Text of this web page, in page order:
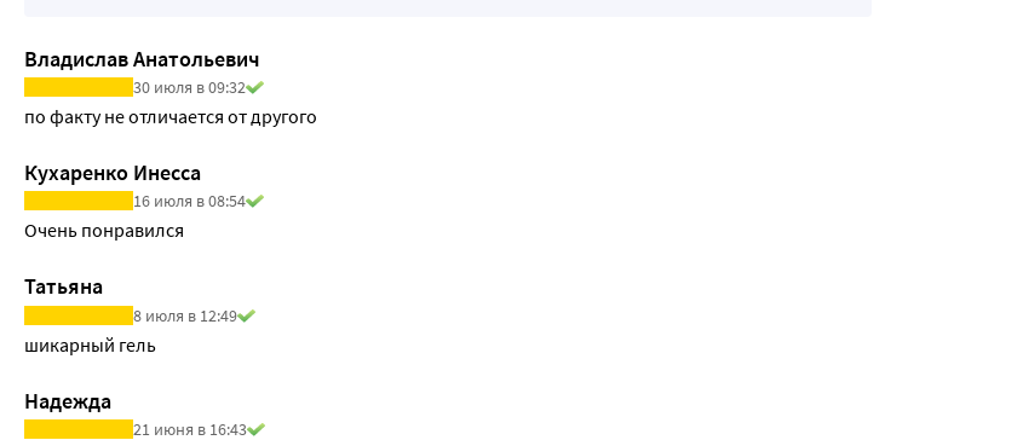
Владислав Анатольевич
30 июля в 09:32
по факту не отличается от другого
Кухаренко Инесса
16 июля в 08:54
Очень понравился
Татьяна
8 июля в 12:49
шикарный гель
Надежда
21 июня в 16:43